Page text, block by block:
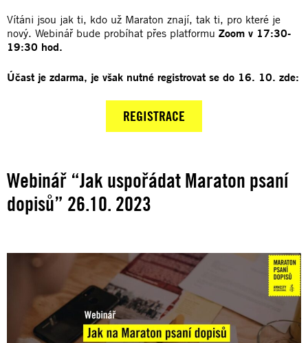
Vítáni jsou jak ti, kdo už Maraton znají, tak ti, pro které je
nový. Webinář bude probíhat přes platformu Zoom v 17:30-
19:30 hod.
Účast je zdarma, je však nutné registrovat se do 16. 10. zde:
REGISTRACE
Webinář “Jak uspořádat Maraton psaní
dopisů” 26.10. 2023